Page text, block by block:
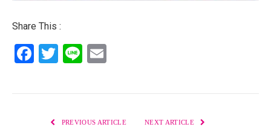
Share This :
Facebook
Twitter
Line
PREVIOUS ARTICLE NEXT ARTICLE